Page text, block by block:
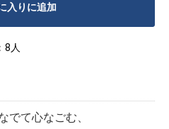
入りに追加
8人
でて心なごむ、